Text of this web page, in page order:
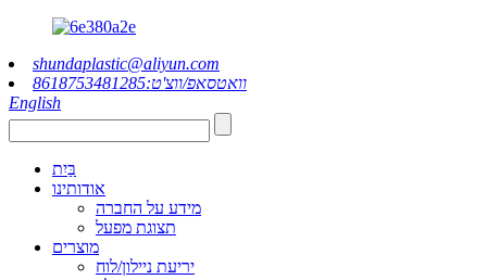
shundaplastic@aliyun.com
וואטסאפ/ווצ'ט:8618753481285
English
בַּיִת
אודותינו
מידע על החברה
תצוגת מפעל
מוצרים
יריעת ניילון/לוח